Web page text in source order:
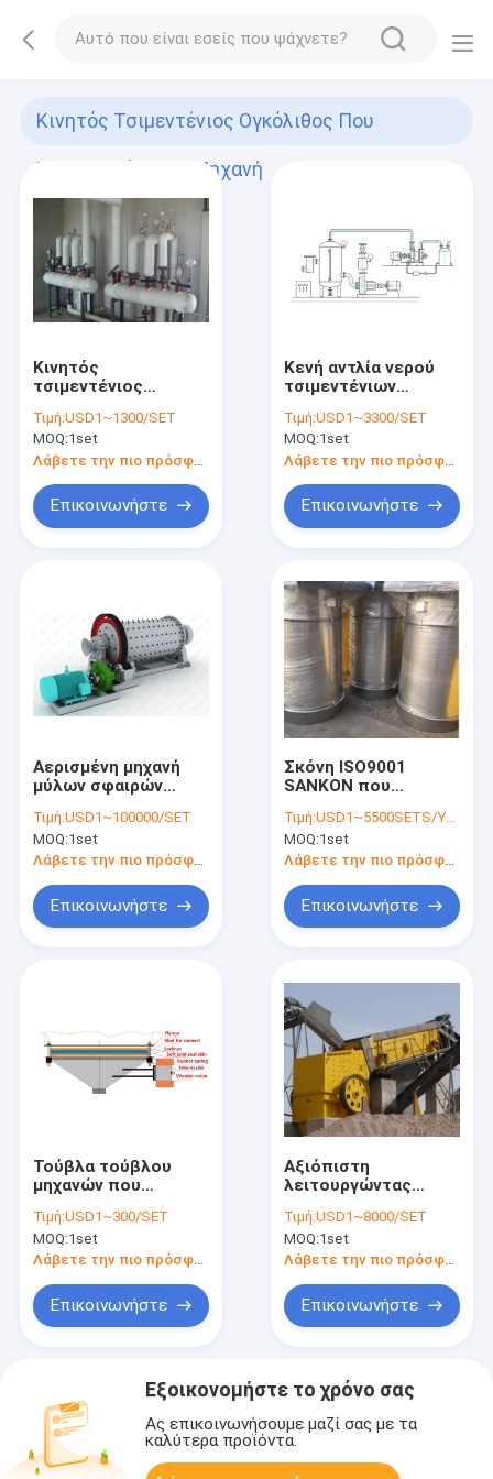
Κινητός Τσιμεντένιος Ογκόλιθος Που
Κατασκευάζει Τη Μηχανή
Κινητός
τσιμεντένιος
κυλίνδρων που
κατασκευάζει τη
μηχανή
Τιμή:USD1~1300/SET
MOQ:1set
Λάβετε την πιο πρόσφατη τιμή
Επικοινωνήστε
Κενή αντλία νερού
τσιμεντένιων
Τιμή:USD1~3300/SET
MOQ:1set
Επικοινωνήστε
Αερισμένη μηχανή
μύλων σφαιρών
Τιμή:USD1~100000/SET
MOQ:1set
Λάβετε την πιο πρόσφατη τιμή
Επικοινωνήστε
Σκόνη ISO9001
SANKON που
Τιμή:USD1~5500SETS/YEAR
MOQ:1set
Επικοινωνήστε
Τούβλα τούβλου
μηχανών που
κεραμίδι πατωμάτων
τη ζωηρόχρωμη
γραμμή παραγωγής
κινητός
τσιμεντένιος
κατασκευάζει τη
Τιμή:USD1~300/SET
MOQ:1set
Λάβετε την πιο πρόσφατη τιμή
Επικοινωνήστε
Αξιόπιστη
λειτουργώντας
θραυστήρων
σαγονιών AAC
Τιμή:USD1~8000/SET
MOQ:1set
Λάβετε την πιο πρόσφατη τιμή
Επικοινωνήστε
Εξοικονομήστε το χρόνο σας
Ας επικοινωνήσουμε μαζί σας με τα
καλύτερα προϊόντα.